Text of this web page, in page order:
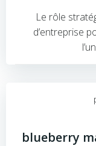
Le rôle
d’entreprise
blueberry